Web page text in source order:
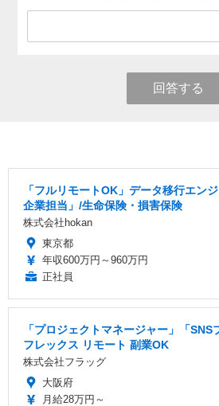
回答する
「フルリモートOK」データ移行エン
企業担当」/生命保険・損害保険
株式会社hokan
東京都
年収600万円～960万円
正社員
「プロジェクトマネージャー」「SNS
フレックス リモート 副業OK
株式会社フラッグ
大阪府
月給28万円～